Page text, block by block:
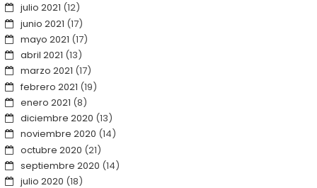
julio 2021 (12)
junio 2021 (17)
mayo 2021 (17)
abril 2021 (13)
marzo 2021 (17)
febrero 2021 (19)
enero 2021 (8)
diciembre 2020 (13)
noviembre 2020 (14)
octubre 2020 (21)
septiembre 2020 (14)
julio 2020 (18)